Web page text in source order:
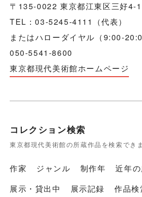
〒135-0022 東京都江東区三好4-
TEL：03-5245-4111（代表）
またはハローダイヤル（9:00-
050-5541-8600
東京都現代美術館ホームページ
コレクション検索
東京都現代美術館の所蔵作品を検索でき
作家 ジャンル 制作年
近年
展示・貸出中
展示記録 作品検